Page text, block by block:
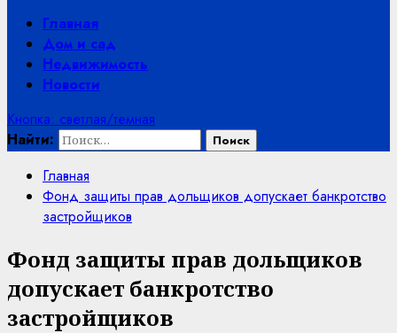
Главная
Дом и сад
Недвижимость
Новости
Кнопка: светлая/темная
Найти:
Главная
Фонд защиты прав дольщиков допускает банкротство
застройщиков
Фонд защиты прав дольщиков
допускает банкротство
застройщиков